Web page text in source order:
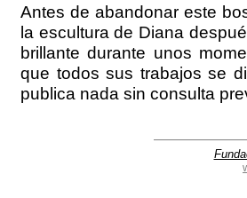
Antes de abandonar este
la escultura de Diana
brillante durante unos
que todos sus trabajos se
publica nada sin consulta